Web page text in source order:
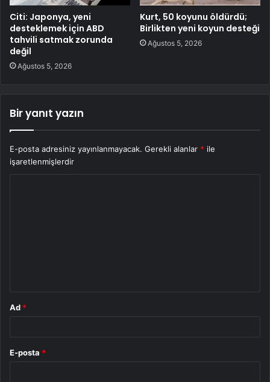
Citi: Japonya, yeni
desteklemek için ABD
tahvili satmak zorunda
değil
Ağustos 5, 2026
Kurt, 50 koyunu öldürdü;
Birlikten yeni koyun desteği
Ağustos 5, 2026
Bir yanıt yazın
E-posta adresiniz yayınlanmayacak. Gerekli alanlar * ile
işaretlenmişlerdir
Ad *
E-posta *